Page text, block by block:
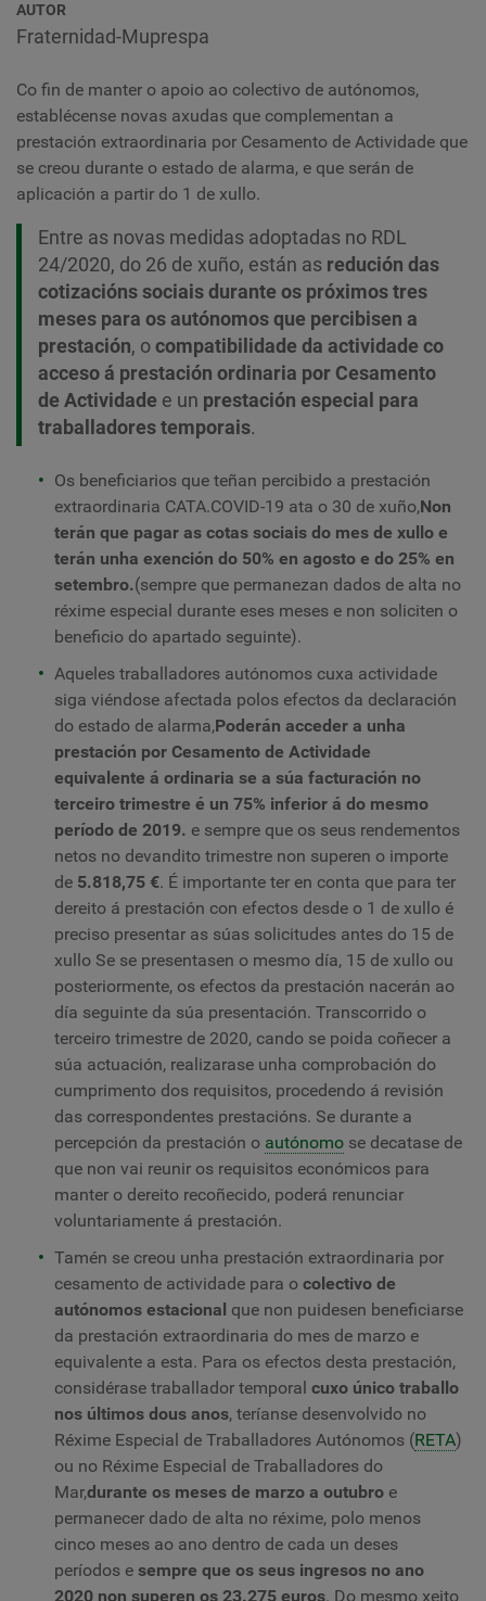
AUTOR
Fraternidad-Muprespa
Co fin de manter o apoio ao colectivo de autónomos,
establécense novas axudas que complementan a
prestación extraordinaria por Cesamento de Actividade que
se creou durante o estado de alarma, e que serán de
aplicación a partir do 1 de xullo.
Entre as novas medidas adoptadas no RDL
24/2020, do 26 de xuño, están as redución das
cotizacións sociais durante os próximos tres
meses para os autónomos que percibisen a
prestación, ocompatibilidade da actividade co
acceso á prestación ordinaria por Cesamento
de Actividade e un prestación especial para
traballadores temporais.
Os beneficiarios que teñan percibido a prestación
extraordinaria CATA.COVID-19 ata o 30 de xuño,Non
terán que pagar as cotas sociais do mes de xullo e
terán unha exención do 50% en agosto e do 25% en
setembro.(sempre que permanezan dados de alta no
réxime especial durante eses meses e non soliciten o
beneficio do apartado seguinte).
Aqueles traballadores autónomos cuxa actividade
siga viéndose afectada polos efectos da declaración
do estado de alarma,Poderán acceder a unha
prestación por Cesamento de Actividade
equivalente á ordinaria se a súa facturación no
terceiro trimestre é un 75% inferior á do mesmo
período de 2019. e sempre que os seus rendementos
netos no devandito trimestre non superen o importe
de 5.818,75 €. É importante ter en conta que para ter
dereito á prestación con efectos desde o 1 de xullo é
preciso presentar as súas solicitudes antes do 15 de
xullo Se se presentasen o mesmo día, 15 de xullo ou
posteriormente, os efectos da prestación nacerán ao
día seguinte da súa presentación. Transcorrido o
terceiro trimestre de 2020, cando se poida coñecer a
súa actuación, realizarase unha comprobación do
cumprimento dos requisitos, procedendo á revisión
das correspondentes prestacións. Se durante a
percepción da prestación o autónomo se decatase de
que non vai reunir os requisitos económicos para
manter o dereito recoñecido, poderá renunciar
voluntariamente á prestación.
Tamén se creou unha prestación extraordinaria por
cesamento de actividade para o colectivo de
autónomos estacional que non puidesen beneficiarse
da prestación extraordinaria do mes de marzo e
equivalente a esta. Para os efectos desta prestación,
considérase traballador temporal cuxo único traballo
nos últimos dous anos, teríanse desenvolvido no
Réxime Especial de Traballadores Autónomos (RETA)
ou no Réxime Especial de Traballadores do
Mar,durante os meses de marzo a outubro e
permanecer dado de alta no réxime, polo menos
cinco meses ao ano dentro de cada un deses
períodos e sempre que os seus ingresos no ano
2020 non superen os 23.275 euros. Do mesmo xeito